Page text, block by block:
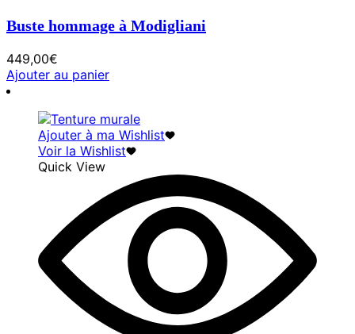
Buste hommage à Modigliani
449,00€
Ajouter au panier
Ajouter à ma Wishlist
Voir la Wishlist
Quick View